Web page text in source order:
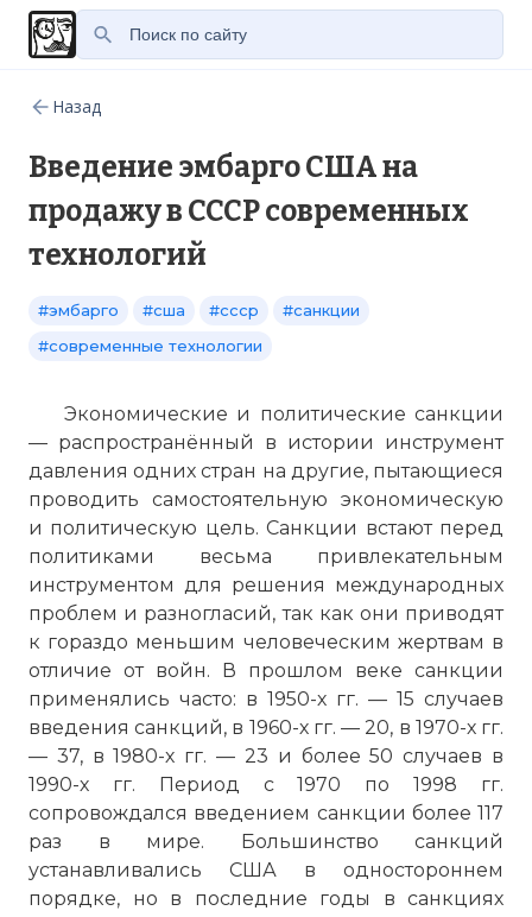
Назад
Введение эмбарго США на
продажу в СССР современных
технологий
#эмбарго #сша #ссср
#санкции
#современные технологии
Экономические и политические санкции
— распространённый в истории инструмент
давления одних стран на другие, пытающиеся
проводить самостоятельную экономическую
и политическую цель. Санкции встают перед
политиками весьма привлекательным
инструментом для решения международных
проблем и разногласий, так как они приводят
к гораздо меньшим человеческим жертвам в
отличие от войн. В прошлом веке санкции
применялись часто: в 1950-х гг. — 15 случаев
введения санкций, в 1960-х гг. — 20, в 1970-х гг.
— 37, в 1980-х гг. — 23 и более 50 случаев в
1990-х гг. Период с 1970 по 1998 гг.
сопровождался введением санкции более 117
раз в мире. Большинство санкций
устанавливались США в одностороннем
порядке, но в последние годы в санкциях